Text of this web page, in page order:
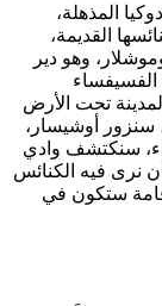
المذهلة،
القديمة،
وهو دير
تحت الأرض
نسمة. بعد ذلك، سنزور أوشيسار،
سنكتشف وادي
نرى فيه الكنائس
ستكون في